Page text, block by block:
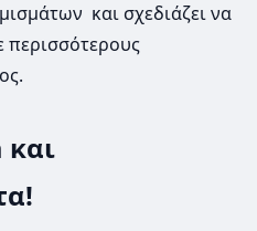
και σχεδιάζει να
περισσότερους
και